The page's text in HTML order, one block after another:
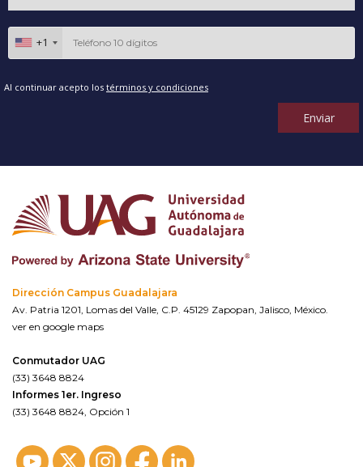
+1
Al continuar acepto los términos y condiciones
Enviar
Dirección Campus Guadalajara
Av. Patria 1201, Lomas del Valle, C.P. 45129 Zapopan, Jalisco, México.
ver en google maps
Conmutador UAG
(33) 3648 8824
Informes 1er. Ingreso
(33) 3648 8824, Opción 1